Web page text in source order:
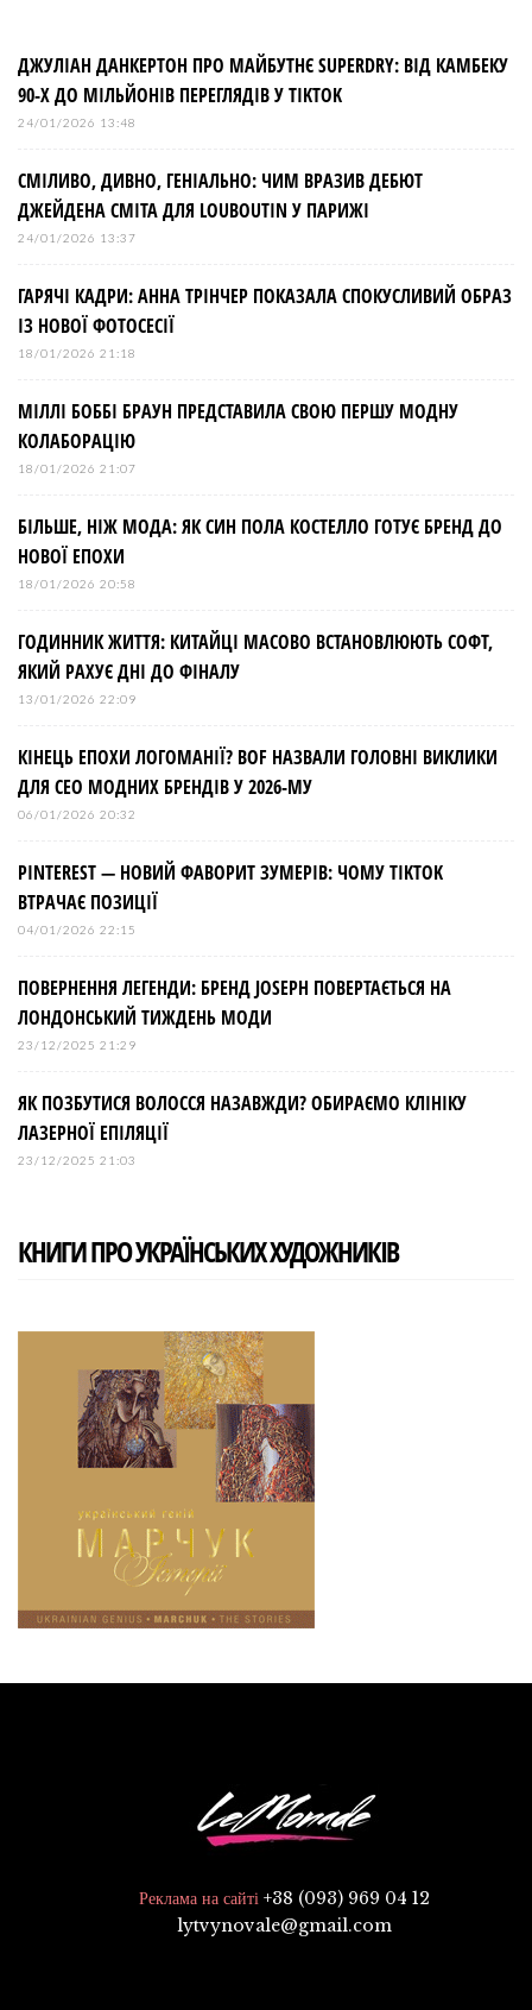
ДЖУЛІАН ДАНКЕРТОН ПРО МАЙБУТНЄ SUPERDRY: ВІД КАМБЕКУ
90-Х ДО МІЛЬЙОНІВ ПЕРЕГЛЯДІВ У TIKTOK
24/01/2026 13:48
СМІЛИВО, ДИВНО, ГЕНІАЛЬНО: ЧИМ ВРАЗИВ ДЕБЮТ
ДЖЕЙДЕНА СМІТА ДЛЯ LOUBOUTIN У ПАРИЖІ
24/01/2026 13:37
ГАРЯЧІ КАДРИ: АННА ТРІНЧЕР ПОКАЗАЛА СПОКУСЛИВИЙ ОБРАЗ
ІЗ НОВОЇ ФОТОСЕСІЇ
18/01/2026 21:18
МІЛЛІ БОББІ БРАУН ПРЕДСТАВИЛА СВОЮ ПЕРШУ МОДНУ
КОЛАБОРАЦІЮ
18/01/2026 21:07
БІЛЬШЕ, НІЖ МОДА: ЯК СИН ПОЛА КОСТЕЛЛО ГОТУЄ БРЕНД ДО
НОВОЇ ЕПОХИ
18/01/2026 20:58
ГОДИННИК ЖИТТЯ: КИТАЙЦІ МАСОВО ВСТАНОВЛЮЮТЬ СОФТ,
ЯКИЙ РАХУЄ ДНІ ДО ФІНАЛУ
13/01/2026 22:09
КІНЕЦЬ ЕПОХИ ЛОГОМАНІЇ? BOF НАЗВАЛИ ГОЛОВНІ ВИКЛИКИ
ДЛЯ СЕО МОДНИХ БРЕНДІВ У 2026-МУ
06/01/2026 20:32
PINTEREST — НОВИЙ ФАВОРИТ ЗУМЕРІВ: ЧОМУ TIKTOK
ВТРАЧАЄ ПОЗИЦІЇ
04/01/2026 22:15
ПОВЕРНЕННЯ ЛЕГЕНДИ: БРЕНД JOSEPH ПОВЕРТАЄТЬСЯ НА
ЛОНДОНСЬКИЙ ТИЖДЕНЬ МОДИ
23/12/2025 21:29
ЯК ПОЗБУТИСЯ ВОЛОССЯ НАЗАВЖДИ? ОБИРАЄМО КЛІНІКУ
ЛАЗЕРНОЇ ЕПІЛЯЦІЇ
23/12/2025 21:03
КНИГИ ПРО УКРАЇНСЬКИХ ХУДОЖНИКІВ
Реклама на сайті +38 (093) 969 04 12
lytvynovale@gmail.com